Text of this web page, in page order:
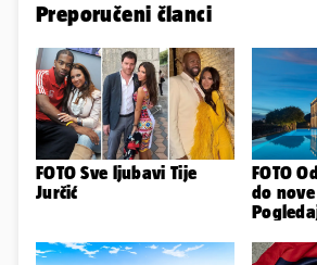
Preporučeni članci
FOTO Sve ljubavi Tije
Jurčić
FOTO
do